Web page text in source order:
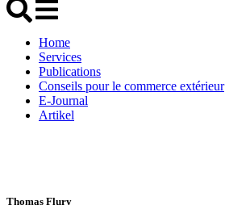
Home
Services
Publications
Conseils pour le commerce extérieur
E-Journal
Artikel
Thomas Flury